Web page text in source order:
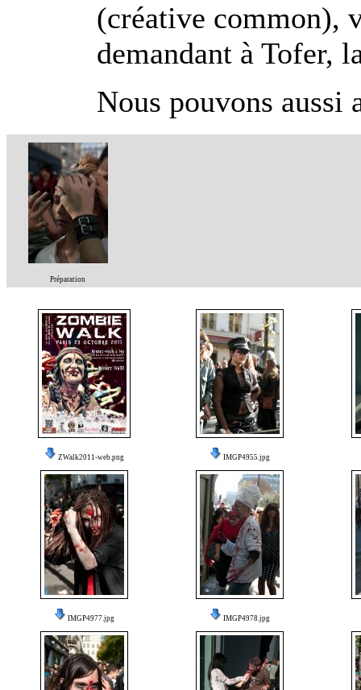
(créative common),
demandant à Tofer,
Nous pouvons aussi
Préparation
ZWalk2011-web.png IMGP4955.jpg
IMGP4977.jpg IMGP4978.jpg